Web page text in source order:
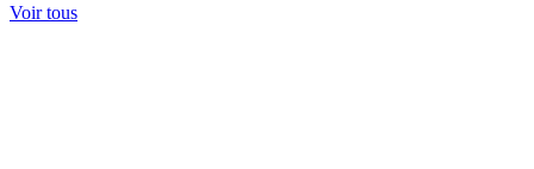
Voir tous